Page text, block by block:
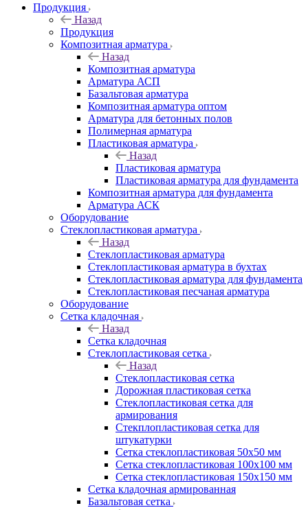
Продукция
Назад
Продукция
Композитная арматура
Назад
Композитная арматура
Арматура АСП
Базальтовая арматура
Композитная арматура оптом
Арматура для бетонных полов
Полимерная арматура
Пластиковая арматура
Назад
Пластиковая арматура
Пластиковая арматура для фундамента
Композитная арматура для фундамента
Арматура АСК
Оборудование
Cтеклопластиковая арматура
Назад
Cтеклопластиковая арматура
Стеклопластиковая арматура в бухтах
Стеклопластиковая арматура для фундамента
Стеклопластиковая песчаная арматура
Оборудование
Сетка кладочная
Назад
Сетка кладочная
Стеклопластиковая сетка
Назад
Стеклопластиковая сетка
Дорожная пластиковая сетка
Стеклопластиковая сетка для
армирования
Стекплопластиковая сетка для
штукатурки
Сетка стеклопластиковая 50x50 мм
Сетка стеклопластиковая 100x100 мм
Сетка стеклопластиковая 150x150 мм
Сетка кладочная армированная
Базальтовая сетка